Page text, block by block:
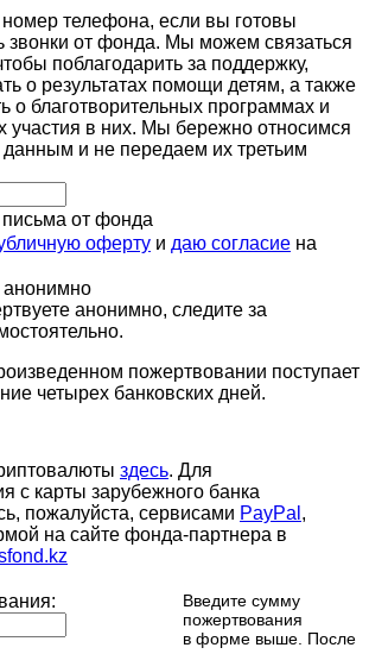
телефона, если вы готовы
звонки от фонда. Мы можем связаться
поблагодарить за поддержку,
о результатах помощи детям, а также
о благотворительных программах и
участия в них. Мы бережно относимся
и не передаем их третьим
письма от фонда
оферту и даю согласие на
анонимно
анонимно, следите за
пожертвовании поступает
четырех банковских дней.
здесь. Для
с карты зарубежного банка
пожалуйста, сервисами PayPal ,
на сайте фонда-партнера в
Введите сумму
пожертвования
в форме выше. После